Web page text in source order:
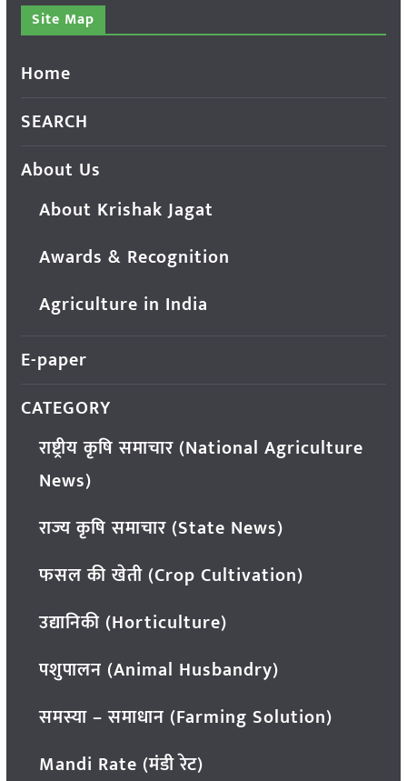
Site Map
Home
SEARCH
About Us
About Krishak Jagat
Awards & Recognition
Agriculture in India
E-paper
CATEGORY
राष्ट्रीय कृषि समाचार (National Agriculture
News)
राज्य कृषि समाचार (State News)
फसल की खेती (Crop Cultivation)
उद्यानिकी (Horticulture)
पशुपालन (Animal Husbandry)
समस्या – समाधान (Farming Solution)
Mandi Rate (मंडी रेट)